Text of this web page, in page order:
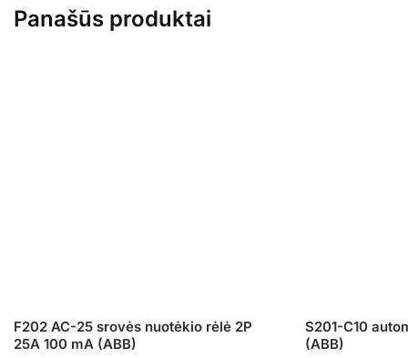
Panašūs produktai
F202 AC-25 srovės nuotėkio rėlė 2P
25A 100 mA (ABB)
S201-C10
(ABB)